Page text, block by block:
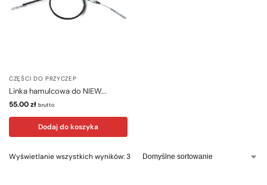
CZĘŚCI DO PRZYCZEP
Linka hamulcowa do NIEW...
55.00zł brutto
Dodaj do koszyka
Wyświetlanie wszystkich wyników: 3